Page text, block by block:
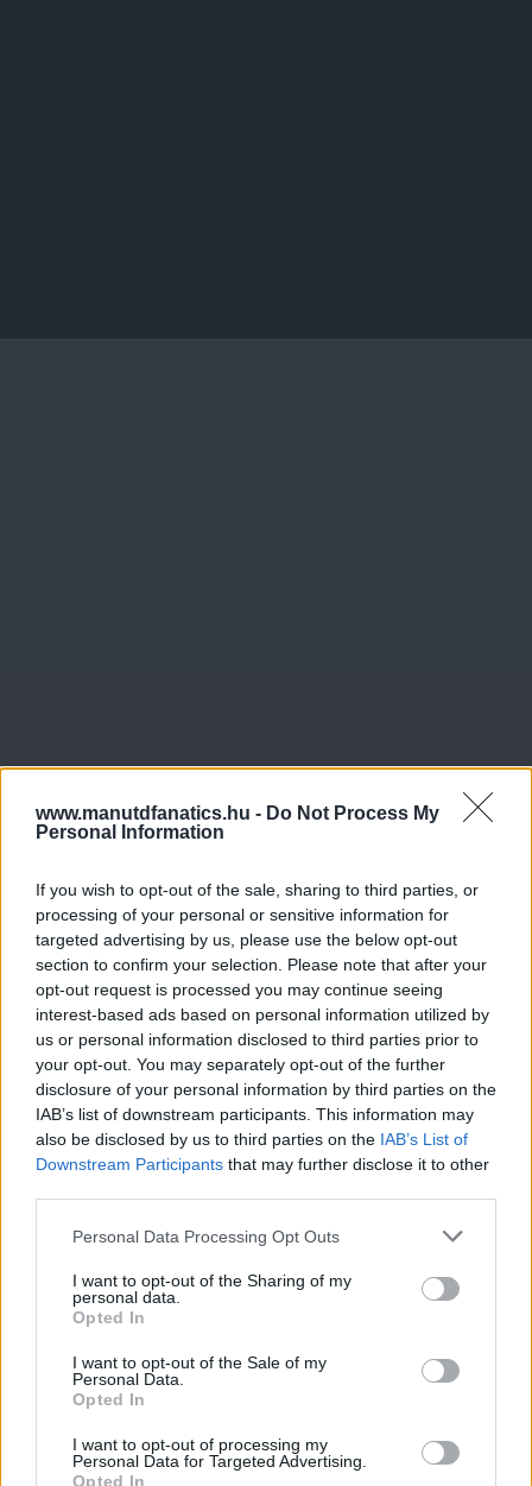
www.manutdfanatics.hu - Do Not Process My
Personal Information
If you wish to opt-out of the sale, sharing to third parties, or
processing of your personal or sensitive information for
targeted advertising by us, please use the below opt-out
section to confirm your selection. Please note that after your
opt-out request is processed you may continue seeing
interest-based ads based on personal information utilized by
us or personal information disclosed to third parties prior to
your opt-out. You may separately opt-out of the further
disclosure of your personal information by third parties on the
IAB’s list of downstream participants. This information may
also be disclosed by us to third parties on the IAB’s List of
Downstream Participants that may further disclose it to other
Please note that this website/app uses one or more Google
not limited to your visit or usage behaviour. You may click to
grant or deny consent to Google and its third-party tags to
use your data for below specified purposes in below Google
consent section.
Personal Data Processing Opt Outs
I want to opt-out of the Sharing of my
personal data.
Opted In
I want to opt-out of the Sale of my
Personal Data.
Opted In
I want to opt-out of processing my
Personal Data for Targeted Advertising.
Opted In